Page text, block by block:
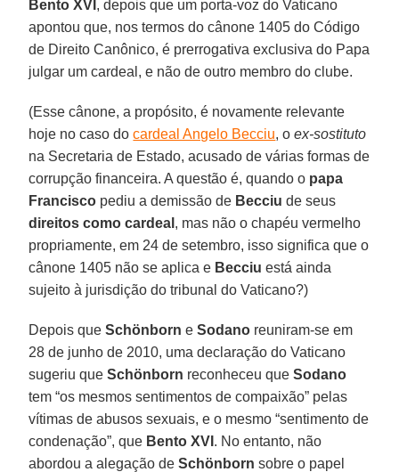
Bento XVI , depois que um porta-voz do Vaticano
apontou que, nos termos do cânone 1405 do Código
de Direito Canônico, é prerrogativa exclusiva do Papa
julgar um cardeal, e não de outro membro do clube.
(Esse cânone, a propósito, é novamente relevante
hoje no caso docardeal Angelo Becciu, oex-sostituto
na Secretaria de Estado, acusado de várias formas de
corrupção financeira. A questão é, quando o papa
Francisco pediu a demissão de Becciu de seus
direitos como cardeal , mas não o chapéu vermelho
propriamente, em 24 de setembro, isso significa que o
cânone 1405 não se aplica e Becciu está ainda
sujeito à jurisdição do tribunal do Vaticano?)
Depois queSchönborn eSodano reuniram-se em
28 de junho de 2010, uma declaração do Vaticano
sugeriu queSchönborn reconheceu queSodano
tem “os mesmos sentimentos de compaixão” pelas
vítimas de abusos sexuais, e o mesmo “sentimento de
condenação”, que Bento XVI . No entanto, não
abordou a alegação deSchönborn sobre o papel